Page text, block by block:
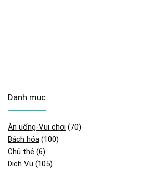
Danh mục
Ăn uống-Vui chơi (70)
Bách hóa (100)
Chủ thẻ (6)
Dịch Vụ (105)